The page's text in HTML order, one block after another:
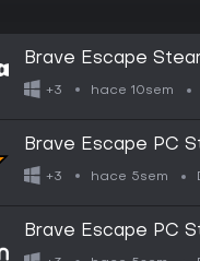
Brave Escape
+3 hace 10sem
Brave Escape PC
+3 hace 5sem
Brave Escape PC